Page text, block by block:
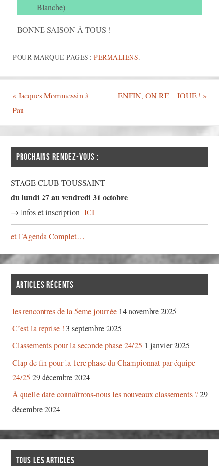
Blanche)
BONNE SAISON À TOUS !
POUR MARQUE-PAGES :PERMALIENS.
«Jacques Mommessin à
Pau
ENFIN, ON RE – JOUE ! »
PROCHAINS RENDEZ-VOUS :
STAGE CLUB TOUSSAINT
du lundi 27 au vendredi 31 octobre
→ Infos et inscriptionICI
et l’Agenda Complet…
ARTICLES RÉCENTS
les rencontres de la 5eme journée 14 novembre 2025
C’est la reprise ! 3 septembre 2025
Classements pour la seconde phase 24/25 1 janvier 2025
Clap de fin pour la 1ere phase du Championnat par équipe
24/25 29 décembre 2024
À quelle date connaîtrons-nous les nouveaux classements ?29
décembre 2024
TOUS LES ARTICLES